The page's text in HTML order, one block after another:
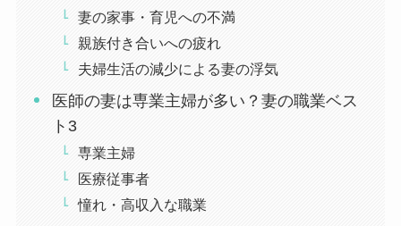
妻の家事・育児への不満
親族付き合いへの疲れ
夫婦生活の減少による妻の浮気
医師の妻は専業主婦が多い？妻の職業ベス
ト3
専業主婦
医療従事者
憧れ・高収入な職業